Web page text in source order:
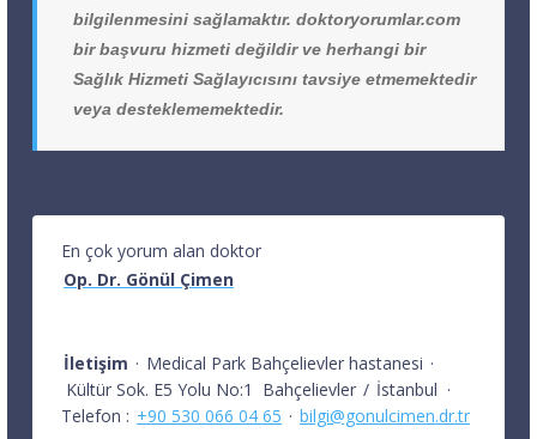
bilgilenmesini sağlamaktır. doktoryorumlar.com
bir başvuru hizmeti değildir ve herhangi bir
Sağlık Hizmeti Sağlayıcısını tavsiye etmemektedir
veya desteklememektedir.
En çok yorum alan doktor
Op. Dr. Gönül Çimen
İletişim · Medical Park Bahçelievler hastanesi ·
Kültür Sok. E5 Yolu No:1
Bahçelievler / İstanbul ·
Telefon : +90 530 066 04 65 · bilgi@gonulcimen.dr.tr